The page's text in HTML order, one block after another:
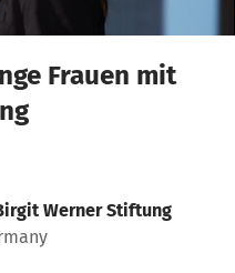
Frauen mit
Werner Stiftung